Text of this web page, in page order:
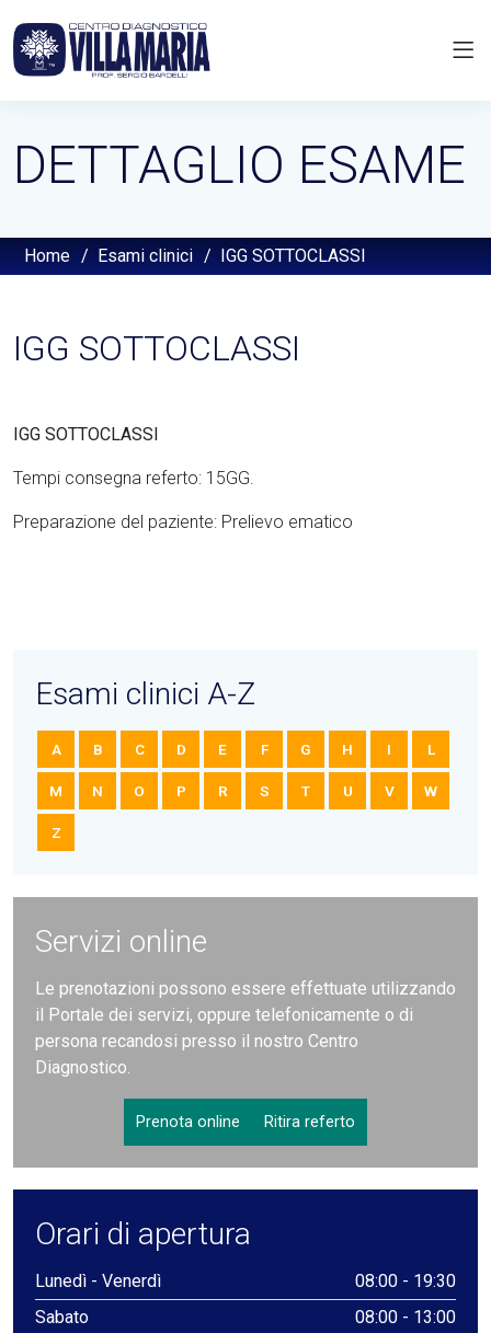
DETTAGLIO ESAME
Home / Esami clinici / IGG SOTTOCLASSI
IGG SOTTOCLASSI
IGG SOTTOCLASSI
Tempi consegna referto: 15GG.
Preparazione del paziente: Prelievo ematico
Esami clinici A-Z
A B C D E F G H I L
M N O P R S T U V W
Z
Servizi online
Le prenotazioni possono essere effettuate utilizzando
il Portale dei servizi, oppure telefonicamente o di
persona recandosi presso il nostro Centro
Diagnostico.
Prenota online Ritira referto
Orari di apertura
Lunedì - Venerdì
08:00 - 19:30
Sabato
08:00 - 13:00